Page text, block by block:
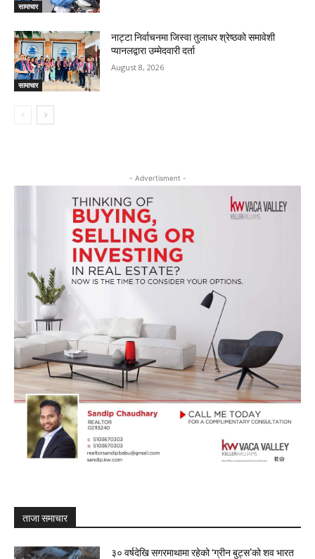
सामाचार
सामाचार
नाट्टा निर्वाचनमा जिस्वा तुलाधर श्रेष्ठको समावेशी
प्यानलद्वारा उम्मेदवारी दर्ता
August 8, 2026
- Advertisment -
ताजा समाचार
३० वर्षदेखि सगरमाथामा रहेको ‘ग्रीन बुट्स’को शव भारत